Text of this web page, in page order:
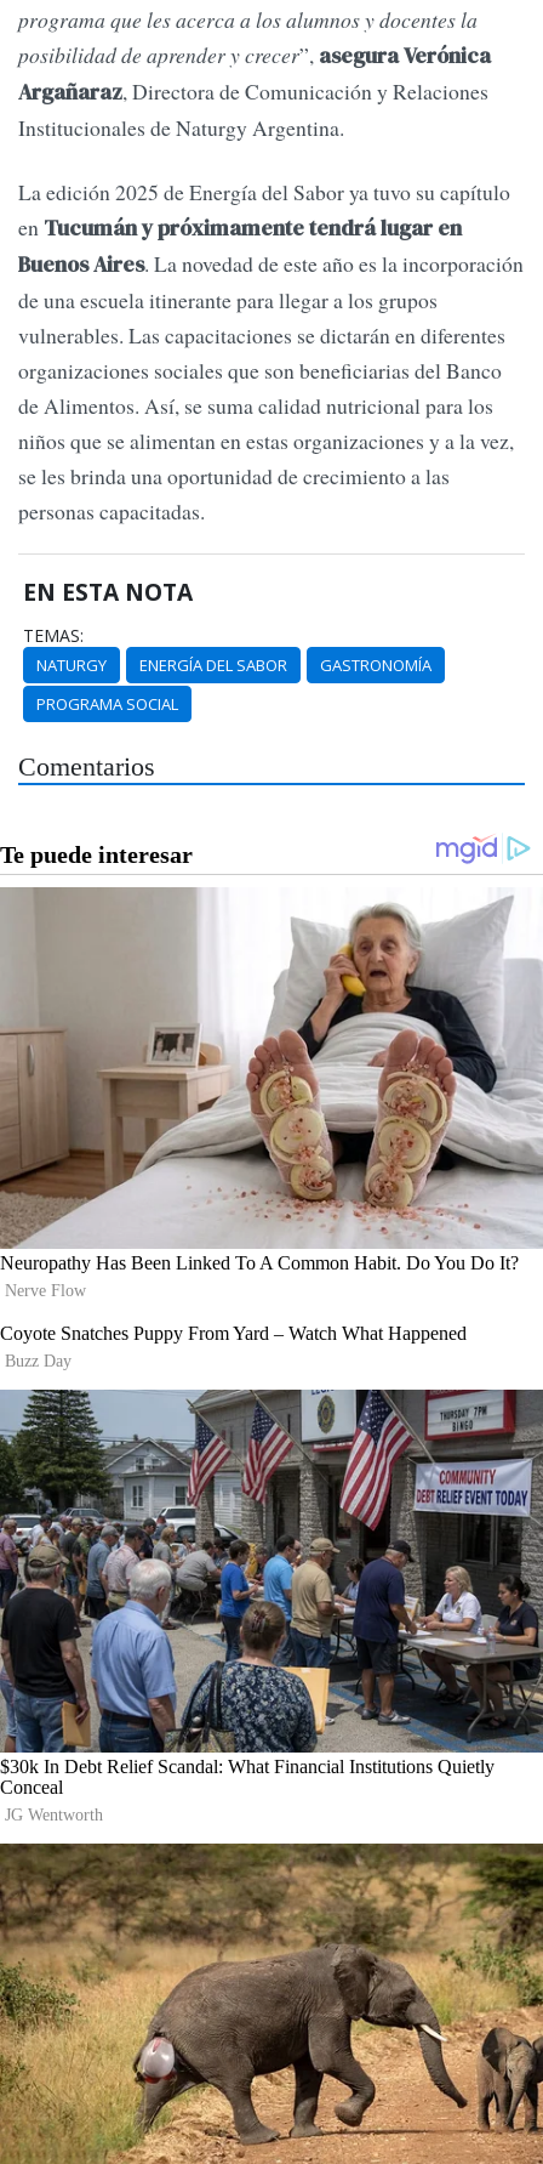
programa que les acerca a los alumnos y docentes la
posibilidad de aprender y crecer”, asegura Verónica
Argañaraz, Directora de Comunicación y Relaciones
Institucionales de Naturgy Argentina.
La edición 2025 de Energía del Sabor ya tuvo su capítulo
en Tucumán y próximamente tendrá lugar en
Buenos Aires. La novedad de este año es la incorporación
de una escuela itinerante para llegar a los grupos
vulnerables. Las capacitaciones se dictarán en diferentes
organizaciones sociales que son beneficiarias del Banco
de Alimentos. Así, se suma calidad nutricional para los
niños que se alimentan en estas organizaciones y a la vez,
se les brinda una oportunidad de crecimiento a las
personas capacitadas.
EN ESTA NOTA
TEMAS:
NATURGY ENERGÍA DEL SABOR
GASTRONOMÍA
PROGRAMA SOCIAL
Comentarios